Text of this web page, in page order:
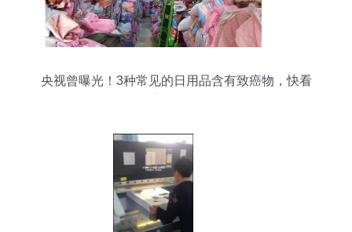
央视曾曝光！3种常见的日用品含有致癌物，快看